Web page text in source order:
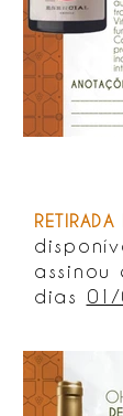
assinou
dias